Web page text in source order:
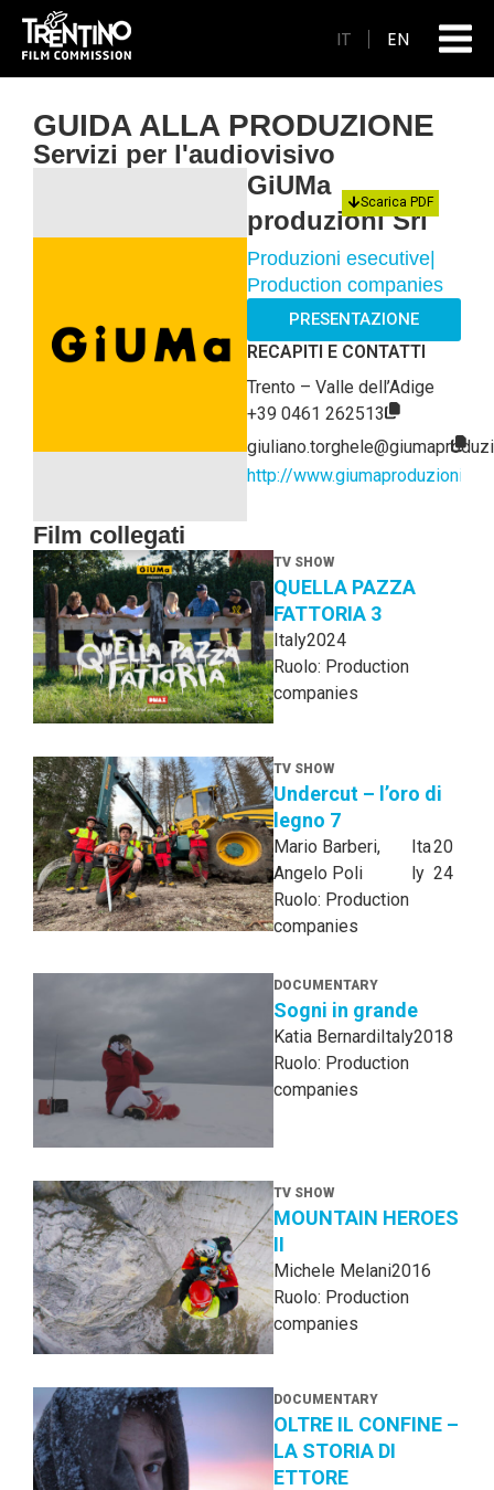
IT EN
GUIDA ALLA PRODUZIONE
Servizi per l'audiovisivo
Scarica PDF
GiUMa
produzioni Srl
Produzioni esecutive
Production companies
PRESENTAZIONE
RECAPITI E CONTATTI
Trento – Valle dell’Adige
+39 0461 262513
http://www.giumaproduzioni.it/
Film collegati
TV SHOW
QUELLA PAZZA
FATTORIA 3
Italy2024
Ruolo: Production
companies
TV SHOW
Undercut – l’oro di
legno 7
Mario Barberi,
Angelo Poli
Ita
ly
20
24
Ruolo: Production
companies
DOCUMENTARY
Sogni in grande
Katia Bernardi Italy2018
Ruolo: Production
companies
TV SHOW
MOUNTAIN HEROES
II
Michele Melani2016
Ruolo: Production
companies
DOCUMENTARY
OLTRE IL CONFINE –
LA STORIA DI
ETTORE